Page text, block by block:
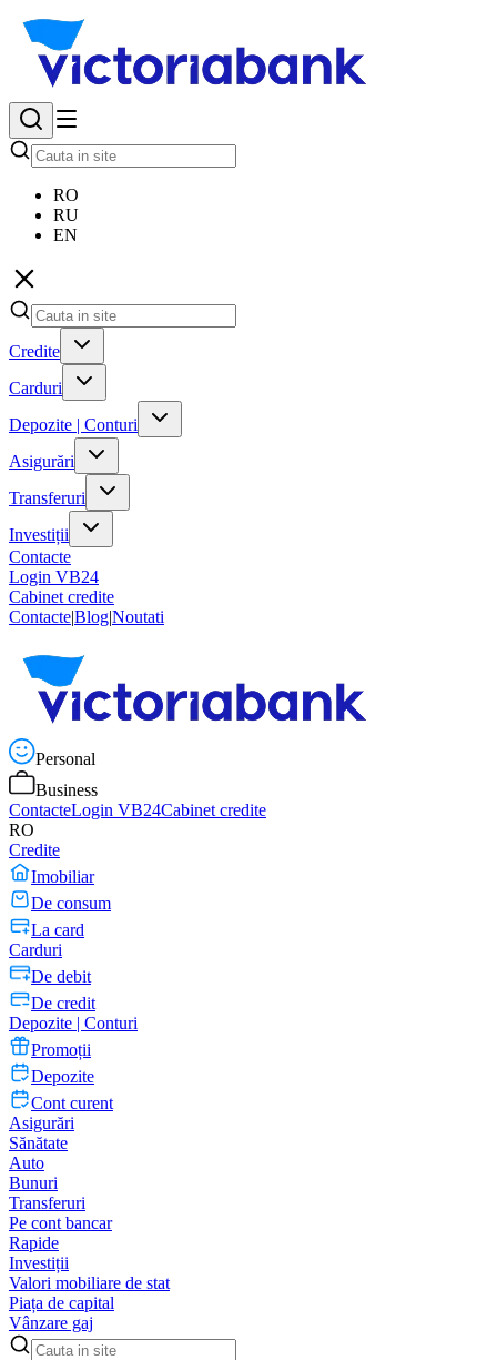
RO
RU
EN
Credite
Carduri
Depozite | Conturi
Asigurări
Transferuri
Investiții
Contacte
Login VB24
Cabinet credite
Contacte|Blog|Noutati
Personal
Business
ContacteLogin VB24Cabinet credite
RO
Credite
Imobiliar
De consum
La card
Carduri
De debit
De credit
Depozite | Conturi
Promoții
Depozite
Cont curent
Asigurări
Sănătate
Auto
Bunuri
Transferuri
Pe cont bancar
Rapide
Investiții
Valori mobiliare de stat
Piața de capital
Vânzare gaj